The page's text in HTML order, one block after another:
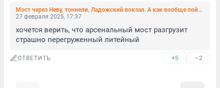
Мост через Неву, тоннели, Ладожский вокзал. А как вообще пойдет магистраль М-7?
27 февраля 2025, 17:37
хочется верить, что арсенальный мост разгрузит
страшно перегруженный литейный
ОТВЕТИТЬ +5 –2